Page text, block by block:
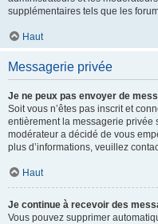
supplémentaires tels que les
Haut
Messagerie privée
Je ne peux pas envoyer de
Soit vous n’êtes pas inscrit et
entièrement la messagerie privée
modérateur a décidé de vous
plus d’informations, veuillez
Haut
Je continue à recevoir des
Vous pouvez supprimer